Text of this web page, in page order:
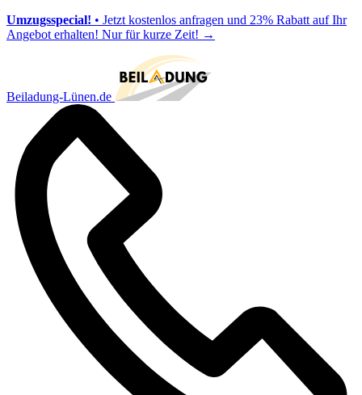
Umzugsspecial! • Jetzt kostenlos anfragen und 23% Rabatt auf Ihr
Angebot erhalten! Nur für kurze Zeit! →
Beiladung-Lünen.de